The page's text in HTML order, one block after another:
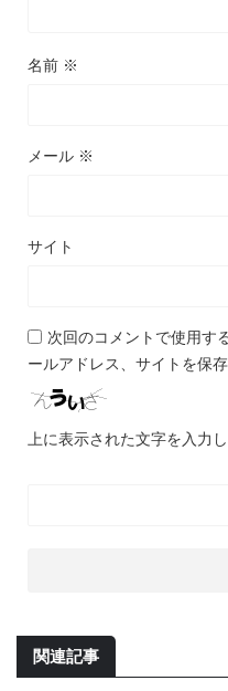
名前 ※
メール ※
サイト
次回のコメントで使用す
ールアドレス、サイトを保存
上に表示された文字を入力
関連記事